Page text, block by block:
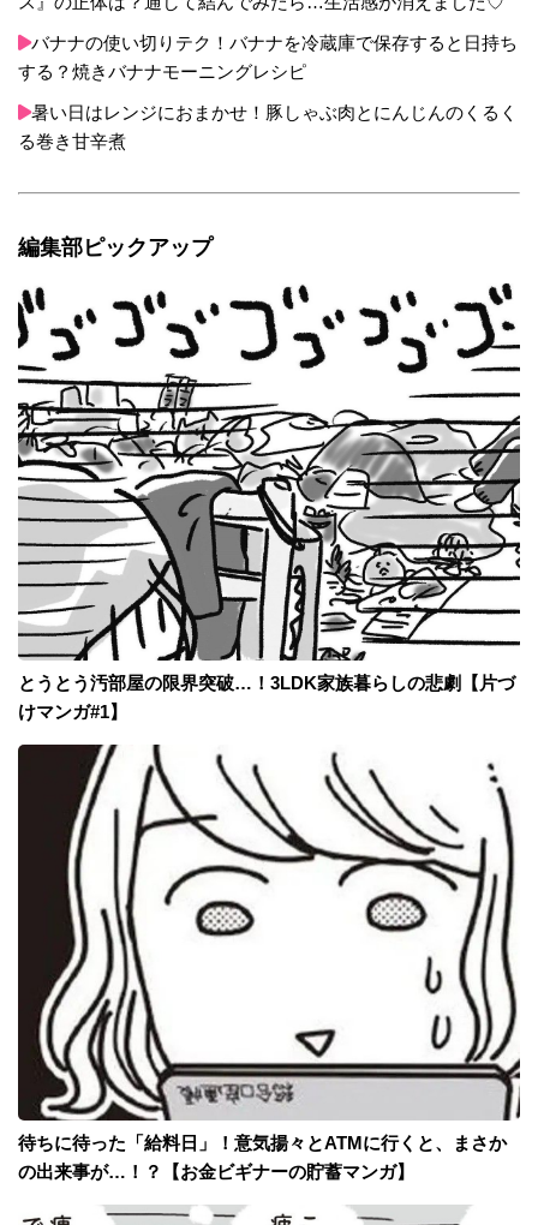
バナナの使い切りテク！バナナを冷蔵庫で保存すると日持ち
する？焼きバナナモーニングレシピ
暑い日はレンジにおまかせ！豚しゃぶ肉とにんじんのくるく
る巻き甘辛煮
編集部ピックアップ
とうとう汚部屋の限界突破…！3LDK家族暮らしの悲劇【片づ
けマンガ#1】
待ちに待った「給料日」！意気揚々とATMに行くと、まさか
の出来事が…！？【お金ビギナーの貯蓄マンガ】